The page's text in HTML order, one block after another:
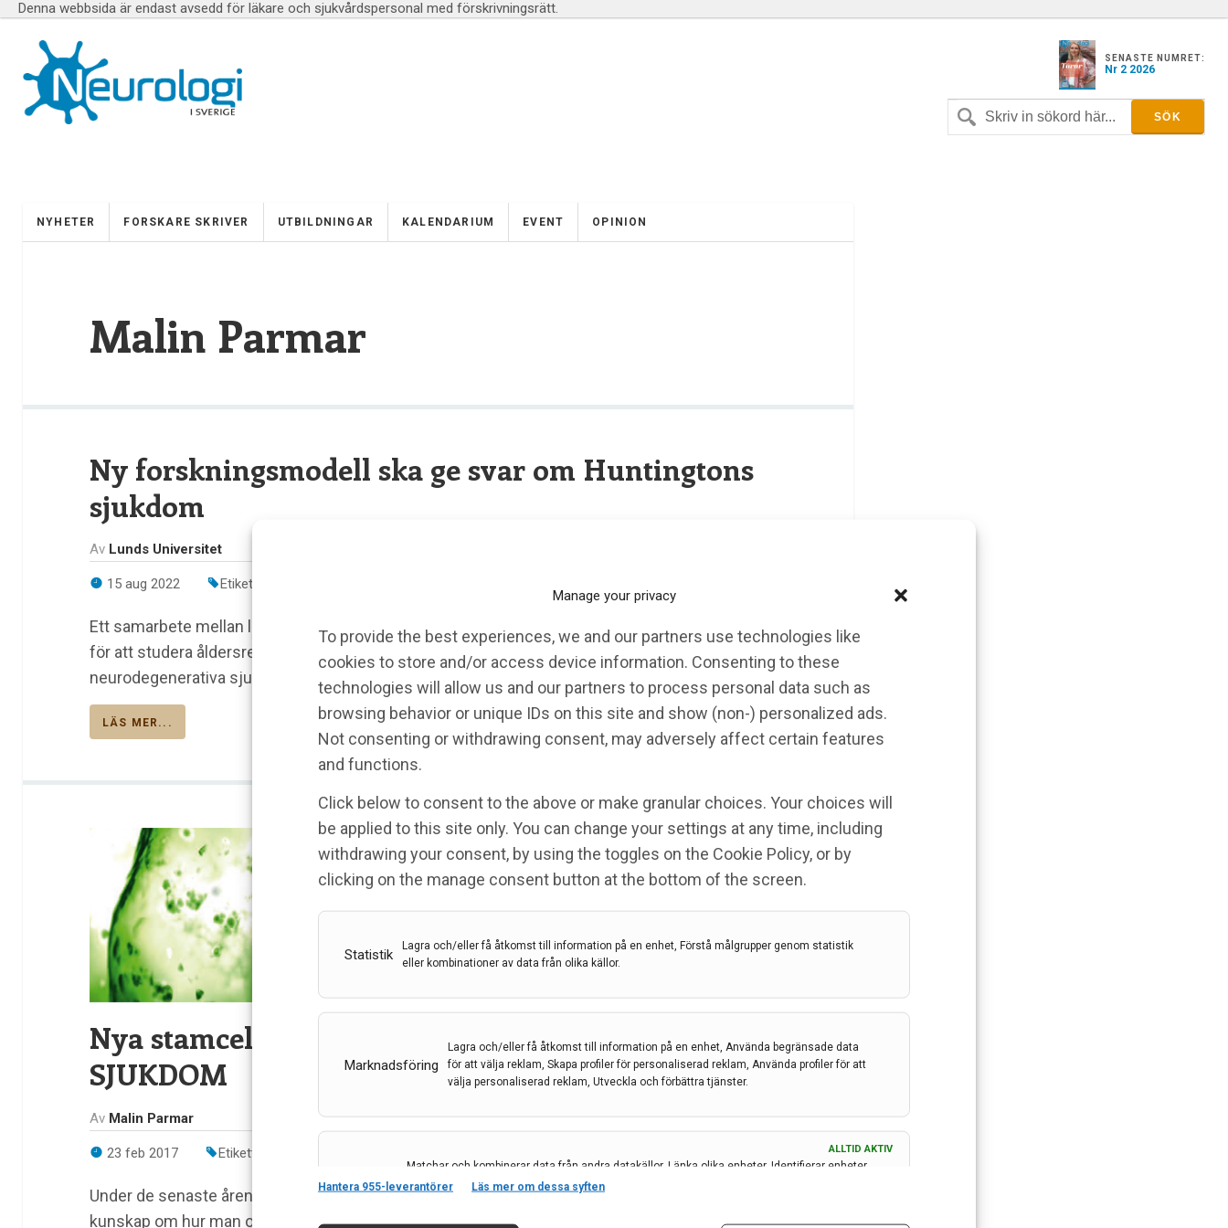
Manage your privacy
To provide the best experiences, we and our partners use technologies like
cookies to store and/or access device information. Consenting to these
technologies will allow us and our partners to process personal data such as
browsing behavior or unique IDs on this site and show (non-) personalized ads.
Not consenting or withdrawing consent, may adversely affect certain features
and functions.
Click below to consent to the above or make granular choices. Your choices will
be applied to this site only. You can change your settings at any time, including
withdrawing your consent, by using the toggles on the Cookie Policy, or by
clicking on the manage consent button at the bottom of the screen.
Statistik
Lagra och/eller få åtkomst till information på en enhet, Förstå målgrupper genom statistik
eller kombinationer av data från olika källor.
Marknadsföring
Lagra och/eller få åtkomst till information på en enhet, Använda begränsade data
för att välja reklam, Skapa profiler för personaliserad reklam, Använda profiler för att
välja personaliserad reklam, Utveckla och förbättra tjänster.
ALLTID AKTIV
Matchar och kombinerar data från andra datakällor, Länka olika enheter, Identifierar enheter
baserat på information som överförs automatiskt.
Hantera 955-leverantörer Läs mer om dessa syften
Denna webbsida är endast avsedd för läkare och sjukvårdspersonal med förskrivningsrätt.
SENASTE NUMRET:
Nr 2 2026
NYHETER FORSKARE SKRIVER UTBILDNINGAR KALENDARIUM EVENT OPINION
Malin Parmar
Ny forskningsmodell ska ge svar om Huntingtons
sjukdom
Av Lunds Universitet
15 aug 2022 Etiketter:
Ett samarbete mellan lundaforskarna Johan Jakobsson och Malin Parmar har lett till en ny metod
för att studera åldersrelaterade hjärnsjukdomar. Forskarna har tagit avstamp i den
neurodegenerativa sjukdomen Huntingtons.
LÄS MER...
Nya stamcellsbehandlingar för PARKINSONS
SJUKDOM
Av Malin Parmar
23 feb 2017 Etiketter:
Under de senaste åren har forskningen inom stamcellsområdet resulterat i en allt större
kunskap om hur man odlar och specialiserar stamceller. Siktet är nu inställt på att inleda de